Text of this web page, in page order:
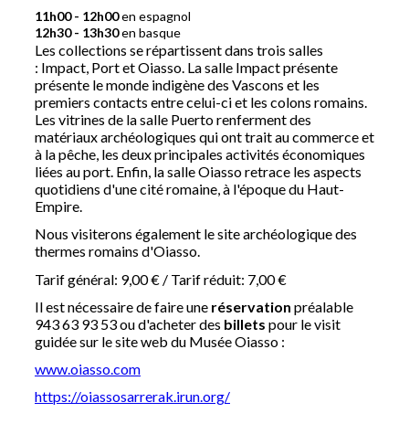
11h00 - 12h00en espagnol
12h30 - 13h30en basque
Les collections se répartissent dans trois salles
: Impact, Port et Oiasso. La salle Impact présente
présente le monde indigène des Vascons et les
premiers contacts entre celui-ci et les colons romains.
Les vitrines de la salle Puerto renferment des
matériaux archéologiques qui ont trait au commerce et
à la pêche, les deux principales activités économiques
liées au port. Enfin, la salle Oiasso retrace les aspects
quotidiens d'une cité romaine, à l'époque du Haut-
Empire.
Nous visiterons également le site archéologique des
thermes romains d'Oiasso.
Tarif général: 9,00 € / Tarif réduit: 7,00 €
Il est nécessaire de faire une réservation préalable
943 63 93 53 ou d'acheter des billets pour le visit
guidée sur le site web du Musée Oiasso :
www.oiasso.com
https://oiassosarrerak.irun.org/